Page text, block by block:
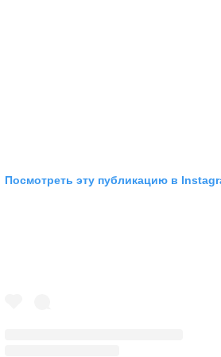
Посмотреть эту публикацию в